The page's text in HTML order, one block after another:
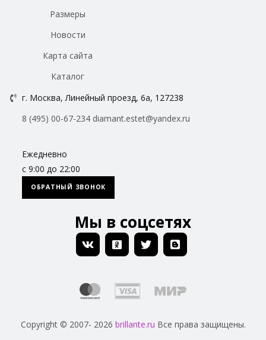
Размеры
Новости
Карта сайта
Каталог
г. Москва, Линейный проезд, 6а, 127238
8 (495) 00-67-234 diamant.estet@yandex.ru
Ежедневно
с 9:00 до 22:00
ОБРАТНЫЙ ЗВОНОК
Мы в соцсетях
Copyright © 2007- 2026 brillante.ru Все права защищены.